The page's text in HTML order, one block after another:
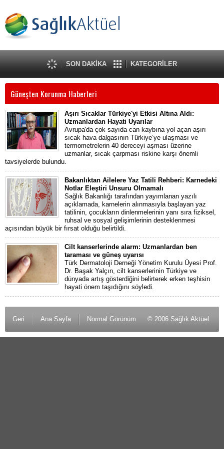
SON DAKİKA KATEGORİLER
Güneşten Korunma Haberleri
Aşırı Sıcaklar Türkiye'yi Etkisi Altına Aldı:
Uzmanlardan Hayati Uyarılar
Avrupa'da çok sayıda can kaybına yol açan aşırı
sıcak hava dalgasının Türkiye’ye ulaşması ve
termometrelerin 40 dereceyi aşması üzerine
uzmanlar, sıcak çarpması riskine karşı önemli
tavsiyelerde bulundu.
Bakanlıktan Ailelere Yaz Tatili Rehberi: Karnedeki
Notlar Eleştiri Unsuru Olmamalı
Sağlık Bakanlığı tarafından yayımlanan yazılı
açıklamada, karnelerin alınmasıyla başlayan yaz
tatilinin, çocukların dinlenmelerinin yanı sıra fiziksel,
ruhsal ve sosyal gelişimlerinin desteklenmesi
açısından büyük bir fırsat olduğu belirtildi.
Cilt kanserlerinde alarm: Uzmanlardan ben
taraması ve güneş uyarısı
Türk Dermatoloji Derneği Yönetim Kurulu Üyesi Prof.
Dr. Başak Yalçın, cilt kanserlerinin Türkiye ve
dünyada artış gösterdiğini belirterek erken teşhisin
hayati önem taşıdığını söyledi.
Geri Ana Sayfa Normal Görünüm © 2006 Sağlık Aktüel